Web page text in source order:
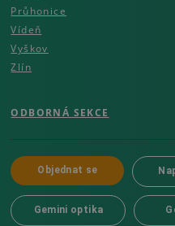
Průhonice
Vídeň
Vyškov
Zlín
ODBORNÁ SEKCE
Objednat se
Gemini optika